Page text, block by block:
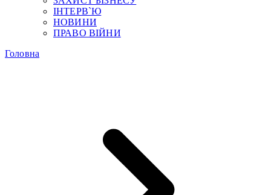
ІНТЕРВ`Ю
НОВИНИ
ПРАВО ВІЙНИ
Головна